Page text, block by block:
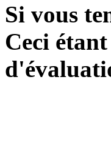
Si vous
Ceci